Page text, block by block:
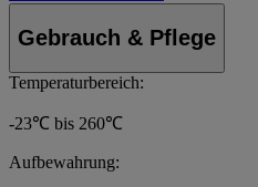
Gebrauch & Pflege
Temperaturbereich:
-23℃ bis 260℃
Aufbewahrung: